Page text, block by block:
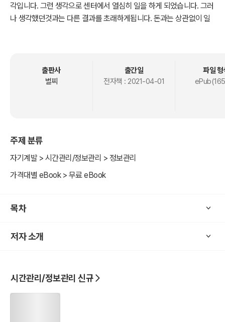
각입니다. 그런 생각으로 센터에서 열심히 일을 하게 되었습니다. 그러
나 생각했던것과는 다른 결과를 초래하게됩니다. 돈과는 상관없이 일
모르게 아니 하루하루가 다르게 좋아지는 것을 발견하게 됩니다.
출판사
별찌
출간일
전자책 : 2021-04-01
파일 형
주제 분류
자기계발 > 시간관리/정보관리 > 정보관리
가격대별 eBook > 무료 eBook
목차
저자 소개
시간관리/정보관리 신규